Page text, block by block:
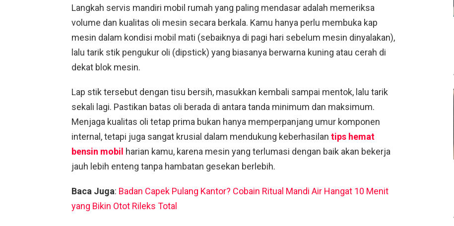
Langkah servis mandiri mobil rumah yang paling mendasar adalah memeriksa
volume dan kualitas oli mesin secara berkala. Kamu hanya perlu membuka kap
mesin dalam kondisi mobil mati (sebaiknya di pagi hari sebelum mesin dinyalakan),
lalu tarik stik pengukur oli (dipstick) yang biasanya berwarna kuning atau cerah di
dekat blok mesin.
Lap stik tersebut dengan tisu bersih, masukkan kembali sampai mentok, lalu tarik
sekali lagi. Pastikan batas oli berada di antara tanda minimum dan maksimum.
Menjaga kualitas oli tetap prima bukan hanya memperpanjang umur komponen
internal, tetapi juga sangat krusial dalam mendukung keberhasilan tips hemat
bensin mobil harian kamu, karena mesin yang terlumasi dengan baik akan bekerja
jauh lebih enteng tanpa hambatan gesekan berlebih.
Baca Juga: Badan Capek Pulang Kantor? Cobain Ritual Mandi Air Hangat 10 Menit
yang Bikin Otot Rileks Total